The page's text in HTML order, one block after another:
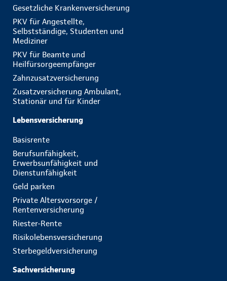
Gesetzliche Krankenversicherung
PKV für Angestellte,
Selbstständige, Studenten und
Mediziner
PKV für Beamte und
Heilfürsorgeempfänger
Zahnzusatzversicherung
Zusatzversicherung Ambulant,
Stationär und für Kinder
Lebensversicherung
Basisrente
Berufsunfähigkeit,
Erwerbsunfähigkeit und
Dienstunfähigkeit
Geld parken
Private Altersvorsorge /
Rentenversicherung
Riester-Rente
Risikolebensversicherung
Sterbegeldversicherung
Sachversicherung